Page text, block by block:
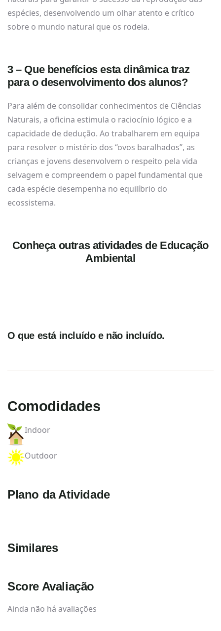
espécies, desenvolvendo um olhar atento e crítico
sobre o mundo natural que os rodeia.
3 – Que benefícios esta dinâmica traz
para o desenvolvimento dos alunos?
Para além de consolidar conhecimentos de Ciências
Naturais, a oficina estimula o raciocínio lógico e a
capacidade de dedução. Ao trabalharem em equipa
para resolver o mistério dos “ovos baralhados”, as
crianças e jovens desenvolvem o respeito pela vida
selvagem e compreendem o papel fundamental que
cada espécie desempenha no equilíbrio do
ecossistema.
Conheça outras atividades de Educação
Ambiental
O que está incluído e não incluído.
Comodidades
Indoor
Outdoor
Plano da Atividade
Similares
Score Avaliação
Ainda não há avaliações